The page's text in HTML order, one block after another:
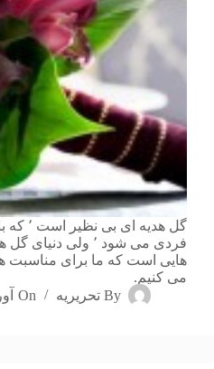
گل هدیه
فردی می شود ٬ ولی
هایی است که ما برای مناسبت
می کنیم.
By تحریریه On